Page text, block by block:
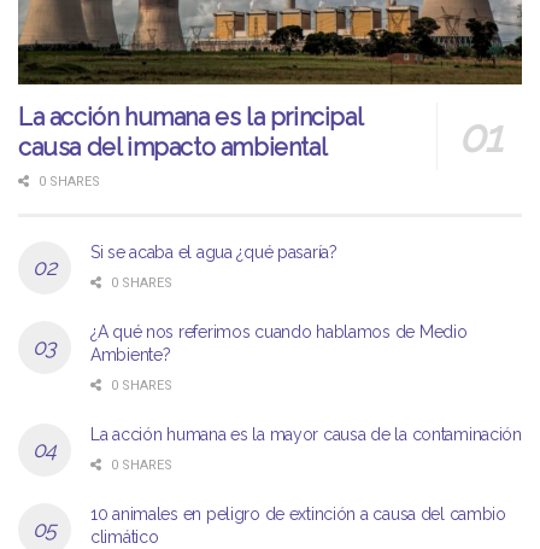
La acción humana es la principal
causa del impacto ambiental
0 SHARES
Si se acaba el agua ¿qué pasaría?
0 SHARES
¿A qué nos referimos cuando hablamos de Medio
Ambiente?
0 SHARES
La acción humana es la mayor causa de la contaminación
0 SHARES
10 animales en peligro de extinción a causa del cambio
climático